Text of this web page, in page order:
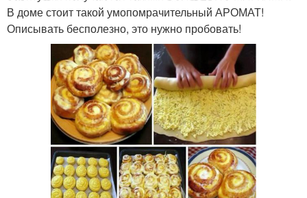
В доме стоит такой умопомрачительный АРОМАТ!
Описывать бесполезно, это нужно пробовать!